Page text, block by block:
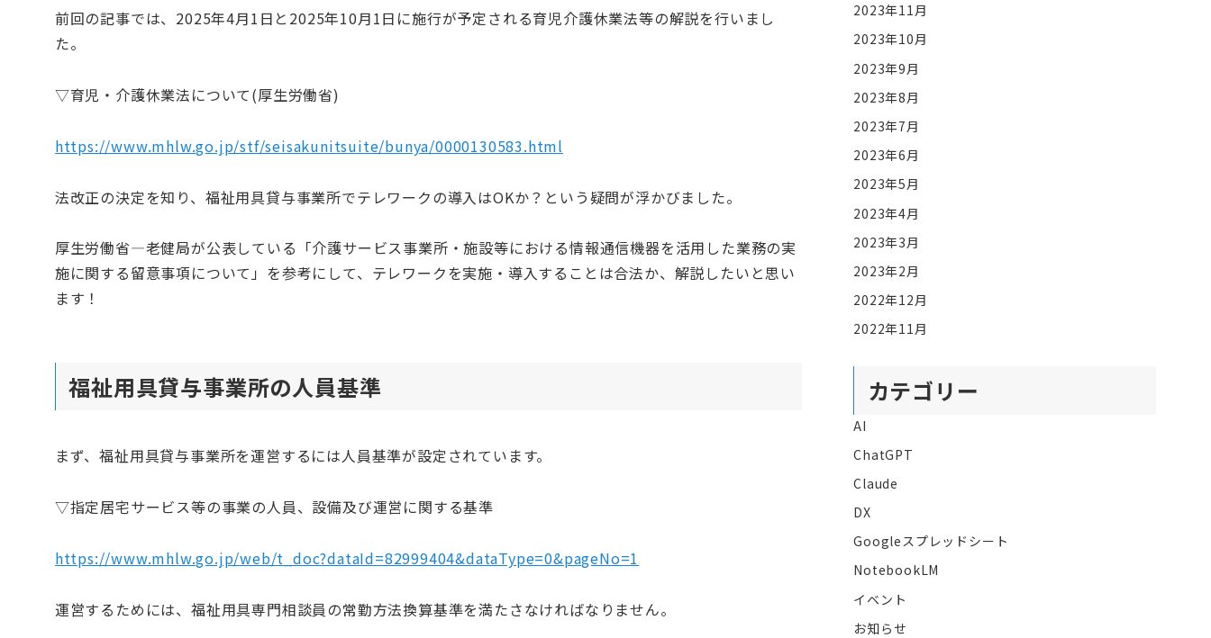
前回の記事では、2025年4月1日と2025年10月1日に施行が予定される育児介護休業法等の解説を行いまし
た。
▽育児・介護休業法について(厚生労働省)
https://www.mhlw.go.jp/stf/seisakunitsuite/bunya/0000130583.html
法改正の決定を知り、福祉用具貸与事業所でテレワークの導入はOKか？という疑問が浮かびました。
厚生労働省―老健局が公表している「介護サービス事業所・施設等における情報通信機器を活用した業務の実
施に関する留意事項について」を参考にして、テレワークを実施・導入することは合法か、解説したいと思い
ます！
福祉用具貸与事業所の人員基準
まず、福祉用具貸与事業所を運営するには人員基準が設定されています。
▽指定居宅サービス等の事業の人員、設備及び運営に関する基準
https://www.mhlw.go.jp/web/t_doc?dataId=82999404&dataType=0&pageNo=1
運営するためには、福祉用具専門相談員の常勤方法換算基準を満たさなければなりません。
2023年11月
2023年10月
2023年9月
2023年8月
2023年7月
2023年6月
2023年5月
2023年4月
2023年3月
2023年2月
2022年12月
2022年11月
カテゴリー
AI
ChatGPT
Claude
DX
Googleスプレッドシート
NotebookLM
イベント
お知らせ